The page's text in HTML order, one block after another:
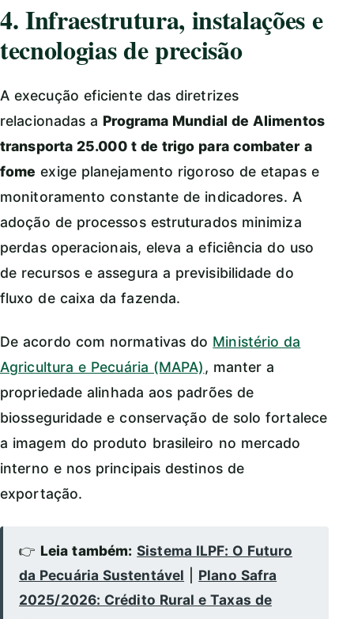
4. Infraestrutura, instalações e
tecnologias de precisão
A execução eficiente das diretrizes
relacionadas a Programa Mundial de Alimentos
transporta 25.000 t de trigo para combater a
fome exige planejamento rigoroso de etapas e
monitoramento constante de indicadores. A
adoção de processos estruturados minimiza
perdas operacionais, eleva a eficiência do uso
de recursos e assegura a previsibilidade do
fluxo de caixa da fazenda.
De acordo com normativas do Ministério da
Agricultura e Pecuária (MAPA), manter a
propriedade alinhada aos padrões de
biosseguridade e conservação de solo fortalece
a imagem do produto brasileiro no mercado
interno e nos principais destinos de
exportação.
👉 Leia também: Sistema ILPF: O Futuro
da Pecuária Sustentável
Plano Safra
2025/2026: Crédito Rural e Taxas de